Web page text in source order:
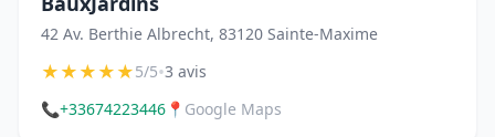
42 Av. Berthie Albrecht, 83120 Sainte-Maxime
★★★★★5/5•3 avis
📞+33674223446 📍 Google Maps